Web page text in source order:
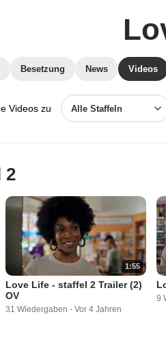
Besetzung News Videos
Videos zu Alle Staffeln
2
1:55
Love Life - staffel 2 Trailer (2)
OV
31 Wiedergaben - Vor 4 Jahren
9